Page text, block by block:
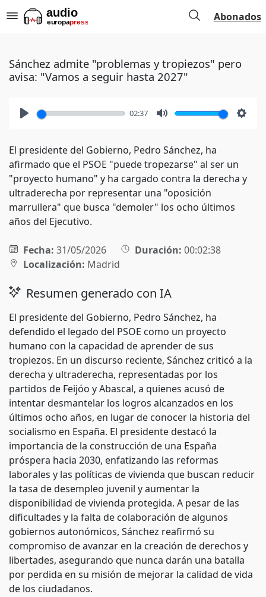
Abonados
Sánchez admite "problemas y tropiezos" pero
avisa: "Vamos a seguir hasta 2027"
02:37
El presidente del Gobierno, Pedro Sánchez, ha
afirmado que el PSOE "puede tropezarse" al ser un
"proyecto humano" y ha cargado contra la derecha y
ultraderecha por representar una "oposición
marrullera" que busca "demoler" los ocho últimos
años del Ejecutivo.
Fecha: 31/05/2026 Duración: 00:02:38
Localización: Madrid
Resumen generado con IA
El presidente del Gobierno, Pedro Sánchez, ha
defendido el legado del PSOE como un proyecto
humano con la capacidad de aprender de sus
tropiezos. En un discurso reciente, Sánchez criticó a la
derecha y ultraderecha, representadas por los
partidos de Feijóo y Abascal, a quienes acusó de
intentar desmantelar los logros alcanzados en los
últimos ocho años, en lugar de conocer la historia del
socialismo en España. El presidente destacó la
importancia de la construcción de una España
próspera hacia 2030, enfatizando las reformas
laborales y las políticas de vivienda que buscan reducir
la tasa de desempleo juvenil y aumentar la
disponibilidad de vivienda protegida. A pesar de las
dificultades y la falta de colaboración de algunos
gobiernos autonómicos, Sánchez reafirmó su
compromiso de avanzar en la creación de derechos y
libertades, asegurando que nunca darán una batalla
por perdida en su misión de mejorar la calidad de vida
de los ciudadanos.